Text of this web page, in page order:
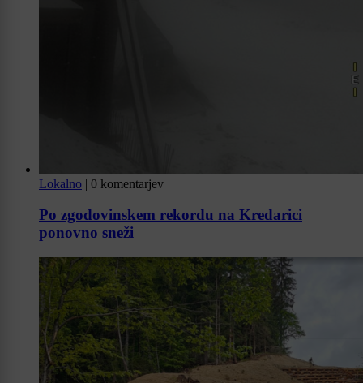
Lokalno | 0 komentarjev
Po zgodovinskem rekordu na Kredarici
ponovno sneži